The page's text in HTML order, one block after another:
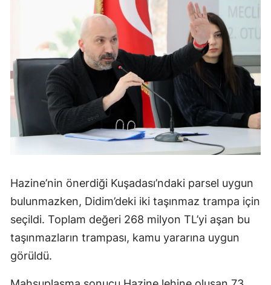
Hazine’nin önerdiği Kuşadası’ndaki parsel uygun
bulunmazken, Didim’deki iki taşınmaz trampa için
seçildi. Toplam değeri 268 milyon TL’yi aşan bu
taşınmazların trampası, kamu yararına uygun
görüldü.